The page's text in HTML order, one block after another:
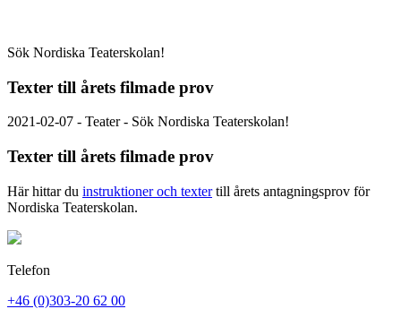
Sök Nordiska Teaterskolan!
Texter till årets filmade prov
2021-02-07 - Teater - Sök Nordiska Teaterskolan!
Texter till årets filmade prov
Här hittar du instruktioner och textertill årets antagningsprov för
Nordiska Teaterskolan.
Telefon
+46 (0)303-20 62 00